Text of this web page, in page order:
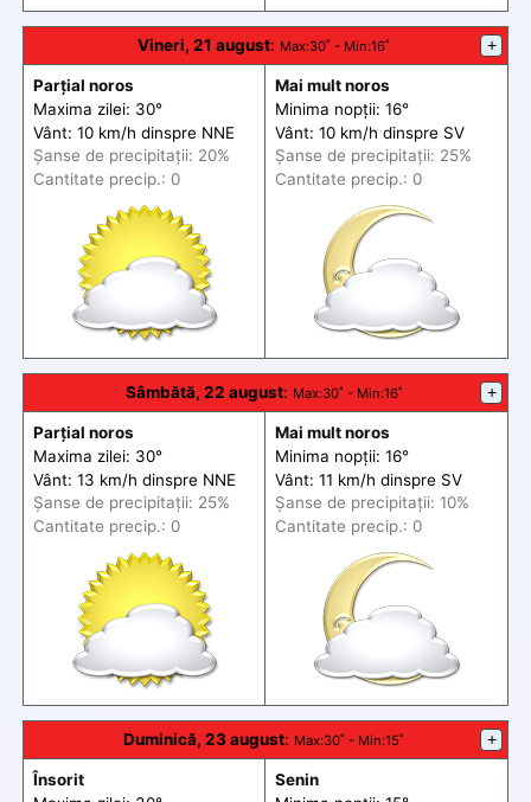
Vineri, 21 august: Max:30˚ - Min:16˚ +
Parțial noros
Maxima zilei: 30°
Vânt: 10 km/h dinspre NNE
Șanse de precipitații: 20%
Cantitate precip.: 0
Mai mult noros
Minima nopții: 16°
Vânt: 10 km/h dinspre SV
Șanse de precipitații: 25%
Cantitate precip.: 0
Sâmbătă, 22 august: Max:30˚ - Min:16˚ +
Parțial noros
Maxima zilei: 30°
Vânt: 13 km/h dinspre NNE
Șanse de precipitații: 25%
Cantitate precip.: 0
Mai mult noros
Minima nopții: 16°
Vânt: 11 km/h dinspre SV
Șanse de precipitații: 10%
Cantitate precip.: 0
Duminică, 23 august: Max:30˚ - Min:15˚ +
Însorit
Senin